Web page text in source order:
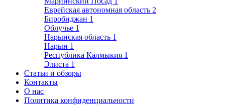
Еврейская автономная область 2
Биробиджан 1
Облучье 1
Нарынская область 1
Нарын 1
Республика Калмыкия 1
Элиста 1
Статьи и обзоры
Контакты
О нас
Политика конфиденциальности